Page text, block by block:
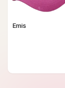
Emis